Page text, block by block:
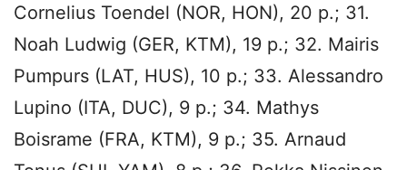
Cornelius Toendel (NOR, HON), 20 p.; 31.
Noah Ludwig (GER, KTM), 19 p.; 32. Mairis
Pumpurs (LAT, HUS), 10 p.; 33. Alessandro
Lupino (ITA, DUC), 9 p.; 34. Mathys
Boisrame (FRA, KTM), 9 p.; 35. Arnaud